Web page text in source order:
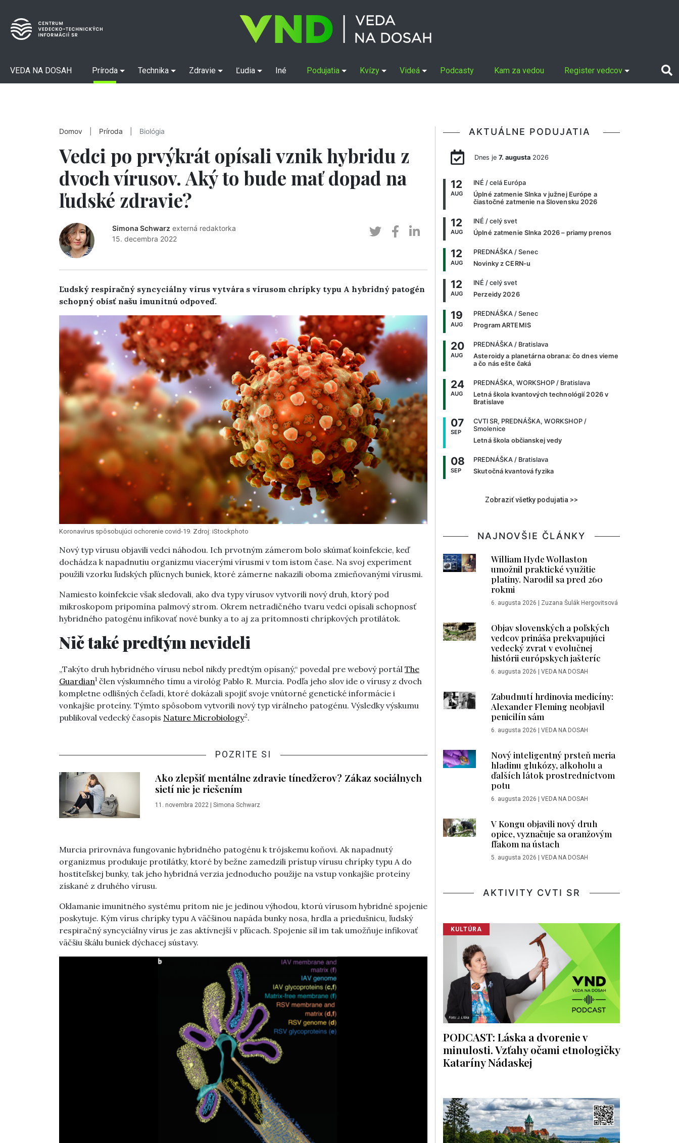
VEDA NA DOSAH Príroda Technika Zdravie Ľudia Iné Podujatia Kvízy Videá Podcasty Kam za vedou Register vedcov
Domov Príroda Biológia
Vedci po prvýkrát opísali vznik hybridu z
dvoch vírusov. Aký to bude mať dopad na
ľudské zdravie?
Simona Schwarz externá redaktorka
15. decembra 2022
Ľudský respiračný syncyciálny vírus vytvára s vírusom chrípky typu A hybridný patogén
schopný obísť našu imunitnú odpoveď.
Koronavírus spôsobujúci ochorenie covid-19. Zdroj: iStockphoto
Nový typ vírusu objavili vedci náhodou. Ich prvotným zámerom bolo skúmať koinfekcie, keď
dochádza k napadnutiu organizmu viacerými vírusmi v tom istom čase. Na svoj experiment
použili vzorku ľudských pľúcnych buniek, ktoré zámerne nakazili oboma zmieňovanými vírusmi.
Namiesto koinfekcie však sledovali, ako dva typy vírusov vytvorili nový druh, ktorý pod
mikroskopom pripomína palmový strom. Okrem netradičného tvaru vedci opísali schopnosť
hybridného patogénu infikovať nové bunky a to aj za prítomnosti chrípkových protilátok.
Nič také predtým nevideli
„Takýto druh hybridného vírusu nebol nikdy predtým opísaný,“ povedal pre webový portál The
Guardian1 člen výskumného tímu a virológ Pablo R. Murcia. Podľa jeho slov ide o vírusy z dvoch
kompletne odlišných čeľadí, ktoré dokázali spojiť svoje vnútorné genetické informácie i
vonkajšie proteíny. Týmto spôsobom vytvorili nový typ virálneho patogénu. Výsledky výskumu
publikoval vedecký časopis Nature Microbiology2.
POZRITE SI
Ako zlepšiť mentálne zdravie tínedžerov? Zákaz sociálnych
sietí nie je riešením
11. novembra 2022| Simona Schwarz
Murcia prirovnáva fungovanie hybridného patogénu k trójskemu koňovi. Ak napadnutý
organizmus produkuje protilátky, ktoré by bežne zamedzili prístup vírusu chrípky typu A do
hostiteľskej bunky, tak jeho hybridná verzia jednoducho použije na vstup vonkajšie proteíny
získané z druhého vírusu.
Oklamanie imunitného systému pritom nie je jedinou výhodou, ktorú vírusom hybridné spojenie
poskytuje. Kým vírus chrípky typu A väčšinou napáda bunky nosa, hrdla a priedušnicu, ľudský
respiračný syncyciálny vírus je zas aktívnejší v pľúcach. Spojenie síl im tak umožňuje infikovať
väčšiu škálu buniek dýchacej sústavy.
AKTUÁLNE PODUJATIA
Dnes je 7. augusta2026
12
AUG
INÉ / celá Európa
Úplné zatmenie Slnka v južnej Európe a
čiastočné zatmenie na Slovensku 2026
12
AUG
INÉ / celý svet
Úplné zatmenie Slnka 2026 – priamy prenos
12
AUG
PREDNÁŠKA / Senec
Novinky z CERN-u
12
AUG
INÉ / celý svet
Perzeidy 2026
19
AUG
PREDNÁŠKA / Senec
Program ARTEMIS
20
AUG
PREDNÁŠKA / Bratislava
Asteroidy a planetárna obrana: čo dnes vieme
a čo nás ešte čaká
24
AUG
PREDNÁŠKA, WORKSHOP / Bratislava
Letná škola kvantových technológií 2026 v
Bratislave
07
SEP
CVTI SR, PREDNÁŠKA, WORKSHOP /
Smolenice
Letná škola občianskej vedy
08
SEP
PREDNÁŠKA / Bratislava
Skutočná kvantová fyzika
Zobraziť všetky podujatia >>
NAJNOVŠIE ČLÁNKY
William Hyde Wollaston
umožnil praktické využitie
platiny. Narodil sa pred 260
rokmi
6. augusta 2026 | Zuzana Šulák Hergovitsová
Objav slovenských a poľských
vedcov prináša prekvapujúci
vedecký zvrat v evolučnej
histórii európskych jašteríc
6. augusta 2026 | VEDA NA DOSAH
Zabudnutí hrdinovia medicíny:
Alexander Fleming neobjavil
penicilín sám
6. augusta 2026 | VEDA NA DOSAH
Nový inteligentný prsteň meria
hladinu glukózy, alkoholu a
ďalších látok prostredníctvom
potu
6. augusta 2026 | VEDA NA DOSAH
V Kongu objavili nový druh
opice, vyznačuje sa oranžovým
fľakom na ústach
5. augusta 2026 | VEDA NA DOSAH
AKTIVITY CVTI SR
KULTÚRA
PODCAST: Láska a dvorenie v
minulosti. Vzťahy očami etnologičky
Kataríny Nádaskej